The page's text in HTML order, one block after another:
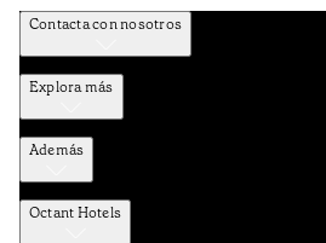
Contacta con nosotros
Explora más
Además
Octant Hotels